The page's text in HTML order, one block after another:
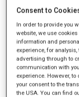
Motorydelse
Vægt
Consent to
In order to provide you
website, we use
information and
experience, for
advertising through to
communication with
experience. However,
your consent to the
the USA. You can find